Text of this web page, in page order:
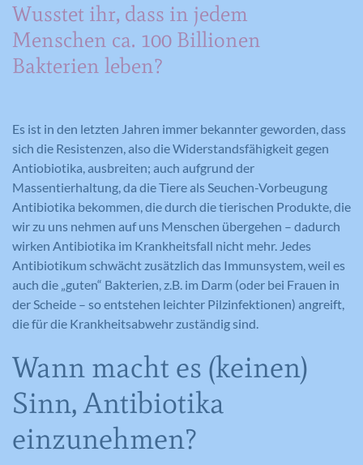
Wusstet ihr, dass in jedem
Menschen ca. 100 Billionen
Bakterien leben?
Es ist in den letzten Jahren immer bekannter geworden, dass
sich die Resistenzen, also die Widerstandsfähigkeit gegen
Antiobiotika, ausbreiten; auch aufgrund der
Massentierhaltung, da die Tiere als Seuchen-Vorbeugung
Antibiotika bekommen, die durch die tierischen Produkte, die
wir zu uns nehmen auf uns Menschen übergehen – dadurch
wirken Antibiotika im Krankheitsfall nicht mehr. Jedes
Antibiotikum schwächt zusätzlich das Immunsystem, weil es
auch die „guten“ Bakterien, z.B. im Darm (oder bei Frauen in
der Scheide – so entstehen leichter Pilzinfektionen) angreift,
die für die Krankheitsabwehr zuständig sind.
Wann macht es (keinen)
Sinn, Antibiotika
einzunehmen?